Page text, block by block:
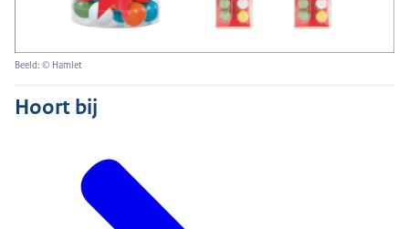
Beeld: © Hamlet
Hoort bij